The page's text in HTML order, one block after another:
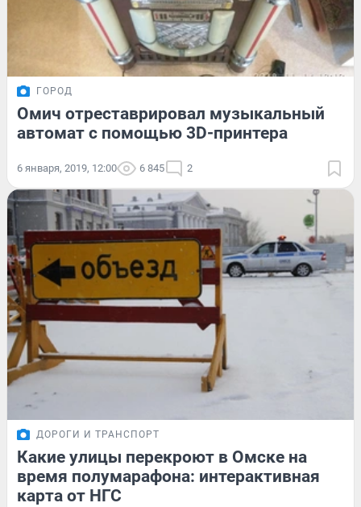
ГОРОД
Омич отреставрировал музыкальный
автомат с помощью 3D-принтера
6 января, 2019, 12:00 6 845 2
ДОРОГИ И ТРАНСПОРТ
Какие улицы перекроют в Омске на
время полумарафона: интерактивная
карта от НГС